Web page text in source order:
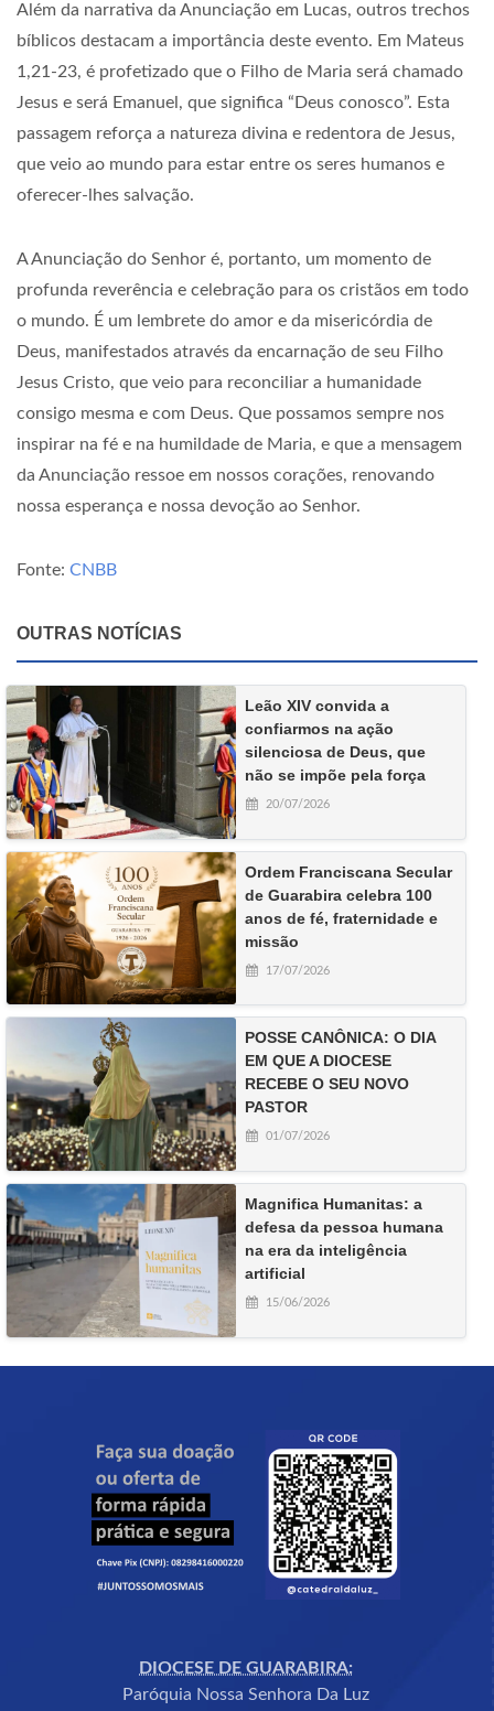
Além da narrativa da Anunciação em Lucas, outros trechos
bíblicos destacam a importância deste evento. Em Mateus
1,21-23, é profetizado que o Filho de Maria será chamado
Jesus e será Emanuel, que significa “Deus conosco”. Esta
passagem reforça a natureza divina e redentora de Jesus,
que veio ao mundo para estar entre os seres humanos e
oferecer-lhes salvação.
A Anunciação do Senhor é, portanto, um momento de
profunda reverência e celebração para os cristãos em todo
o mundo. É um lembrete do amor e da misericórdia de
Deus, manifestados através da encarnação de seu Filho
Jesus Cristo, que veio para reconciliar a humanidade
consigo mesma e com Deus. Que possamos sempre nos
inspirar na fé e na humildade de Maria, e que a mensagem
da Anunciação ressoe em nossos corações, renovando
nossa esperança e nossa devoção ao Senhor.
Fonte: CNBB
OUTRAS NOTÍCIAS
Leão XIV convida a
confiarmos na ação
silenciosa de Deus, que
não se impõe pela força
20/07/2026
Ordem Franciscana Secular
de Guarabira celebra 100
anos de fé, fraternidade e
missão
17/07/2026
POSSE CANÔNICA: O DIA
EM QUE A DIOCESE
RECEBE O SEU NOVO
PASTOR
01/07/2026
Magnifica Humanitas: a
defesa da pessoa humana
na era da inteligência
artificial
15/06/2026
DIOCESE DE GUARABIRA:
Paróquia Nossa Senhora Da Luz